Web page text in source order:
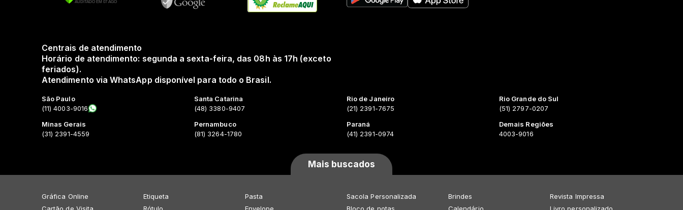
Centrais de atendimento
Horário de atendimento: segunda a sexta-feira, das 08h às 17h (exceto
feriados).
Atendimento via WhatsApp disponível para todo o Brasil.
São Paulo
(11) 4003-9016
Minas Gerais
(31) 2391-4559
Santa Catarina
(48) 3380-9407
Pernambuco
(81) 3264-1780
Rio de Janeiro
(21) 2391-7675
Paraná
(41) 2391-0974
Rio Grande do Sul
(51) 2797-0207
Demais Regiões
4003-9016
Mais buscados
Gráfica Online
Etiqueta
Pasta
Sacola Personalizada
Brindes
Revista Impressa